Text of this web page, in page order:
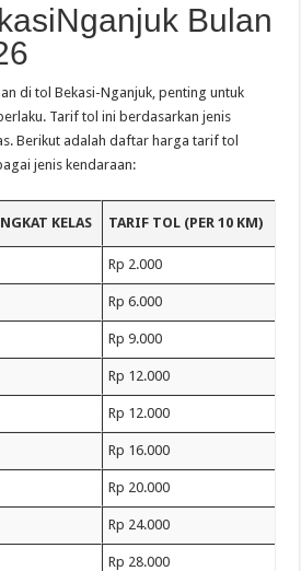
Bulan
di tol Bekasi-Nganjuk, penting untuk
Tarif tol ini berdasarkan jenis
Berikut adalah daftar harga tarif tol
jenis kendaraan:
KELAS TARIF TOL (PER 10 KM)
Rp 2.000
Rp 6.000
Rp 9.000
Rp 12.000
Rp 12.000
Rp 16.000
Rp 20.000
Rp 24.000
Rp 28.000